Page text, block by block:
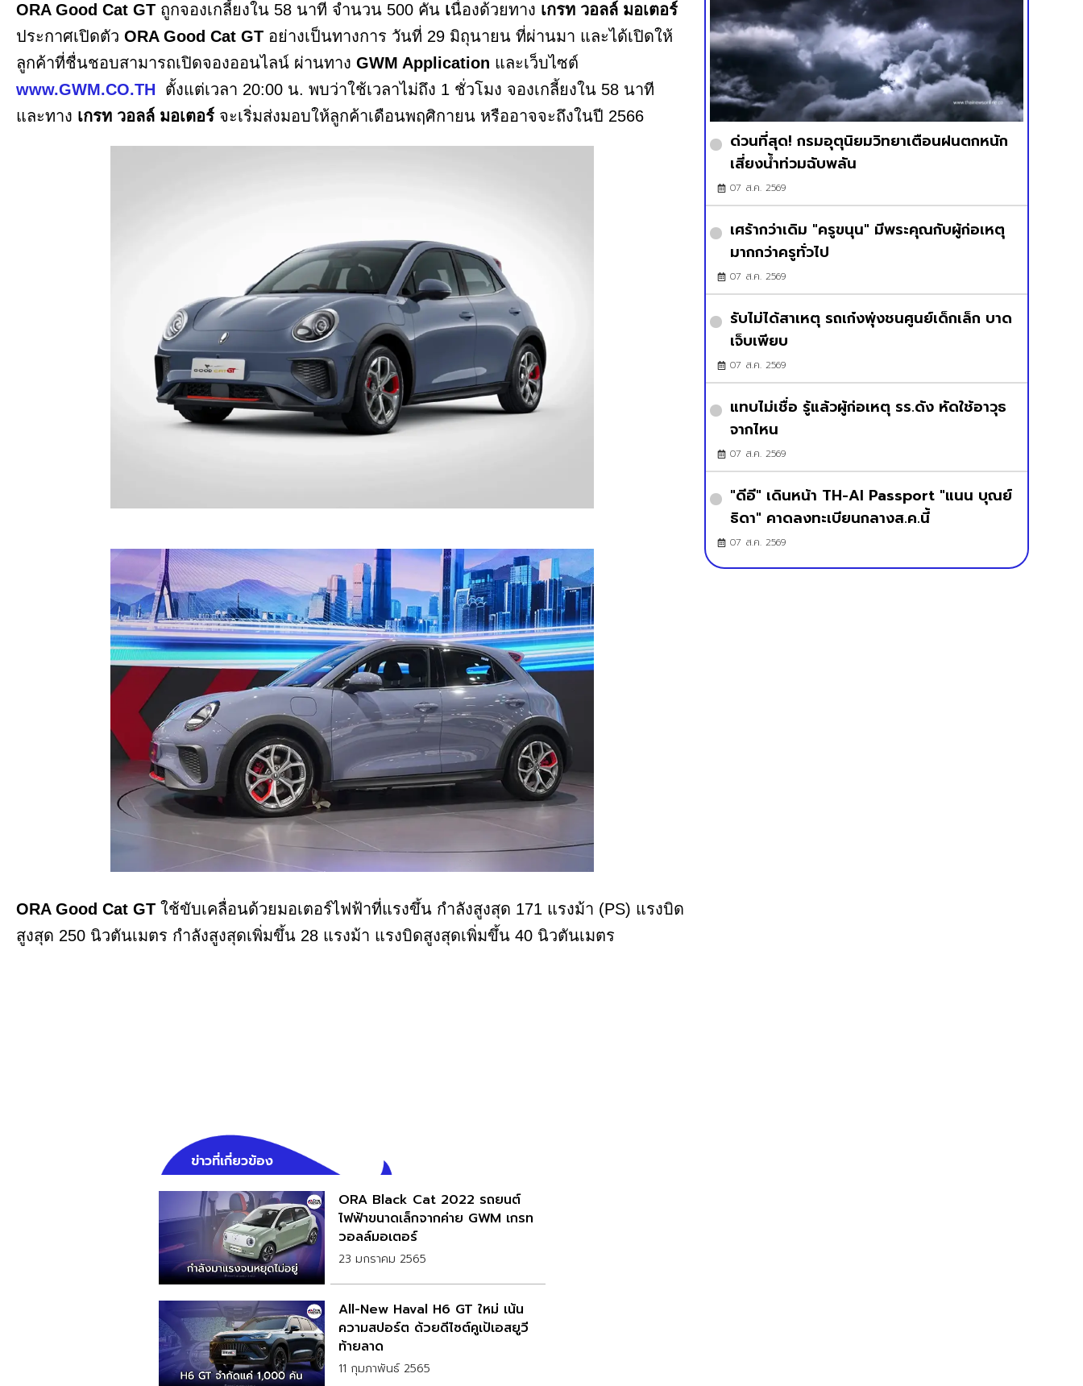
ORA Good Cat GT ถูกจองเกลี้ยงใน 58 นาที จำนวน 500 คัน เนื่องด้วยทาง เกรท วอลล์ มอเตอร์
ประกาศเปิดตัว ORA Good Cat GT อย่างเป็นทางการ วันที่ 29 มิถุนายน ที่ผ่านมา และได้เปิดให้
ลูกค้าที่ชื่นชอบสามารถเปิดจองออนไลน์ ผ่านทาง GWM Application และเว็บไซต์
www.GWM.CO.TH
ตั้งแต่เวลา 20:00 น. พบว่าใช้เวลาไม่ถึง 1 ชั่วโมง จองเกลี้ยงใน 58 นาที
และทาง เกรท วอลล์ มอเตอร์ จะเริ่มส่งมอบให้ลูกค้าเดือนพฤศิกายน หรืออาจจะถึงในปี 2566
ORA Good Cat GT ใช้ขับเคลื่อนด้วยมอเตอร์ไฟฟ้าที่แรงขึ้น กำลังสูงสุด 171 แรงม้า (PS) แรงบิด
สูงสุด 250 นิวตันเมตร กำลังสูงสุดเพิ่มขึ้น 28 แรงม้า แรงบิดสูงสุดเพิ่มขึ้น 40 นิวตันเมตร
ข่าวที่เกี่ยวข้อง
ORA Black Cat 2022 รถยนต์
ไฟฟ้าขนาดเล็กจากค่าย GWM เกรท
วอลล์มอเตอร์
23 มกราคม 2565
All-New Haval H6 GT ใหม่ เน้น
ความสปอร์ต ด้วยดีไซต์คูเป้เอสยูวี
ท้ายลาด
11 กุมภาพันธ์ 2565
ด่วนที่สุด! กรมอุตุนิยมวิทยาเตือนฝนตกหนัก
เสี่ยงน้ำท่วมฉับพลัน
07 ส.ค. 2569
เศร้ากว่าเดิม "ครูขนุน" มีพระคุณกับผู้ก่อเหตุ
มากกว่าครูทั่วไป
07 ส.ค. 2569
รับไม่ได้สาเหตุ รถเก๋งพุ่งชนศูนย์เด็กเล็ก บาด
เจ็บเพียบ
07 ส.ค. 2569
แทบไม่เชื่อ รู้แล้วผู้ก่อเหตุ รร.ดัง หัดใช้อาวุธ
จากไหน
07 ส.ค. 2569
"ดีอี" เดินหน้า TH-AI Passport "แนน บุณย์
ธิดา" คาดลงทะเบียนกลางส.ค.นี้
07 ส.ค. 2569